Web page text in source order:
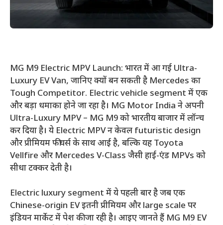
MG M9 Electric MPV Launch: भारत में आ गई Ultra-
Luxury EV Van, जानिए क्यों बन सकती है Mercedes का
Tough Competitor. Electric vehicle segment में एक
और बड़ा धमाका होने जा रहा है। MG Motor India ने अपनी
Ultra-Luxury MPV – MG M9 को भारतीय बाजार में लॉन्च
कर दिया है। ये Electric MPV न केवल futuristic design
और प्रीमियम फीचर्स के साथ आई है, बल्कि यह Toyota
Vellfire और Mercedes V-Class जैसी हाई-एंड MPVs को
सीधा टक्कर देती है।
Electric luxury segment में ये पहली बार है जब एक
Chinese-origin EV इतनी प्रीमियम और large scale पर
इंडियन मार्केट में पेश की जा रही है। आइए जानते हैं MG M9 EV